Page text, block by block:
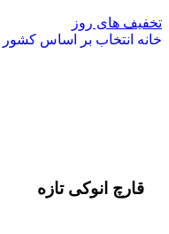
تخفیف های روز
خانه انتخاب بر اساس کشور
قارچ انوکی تازه